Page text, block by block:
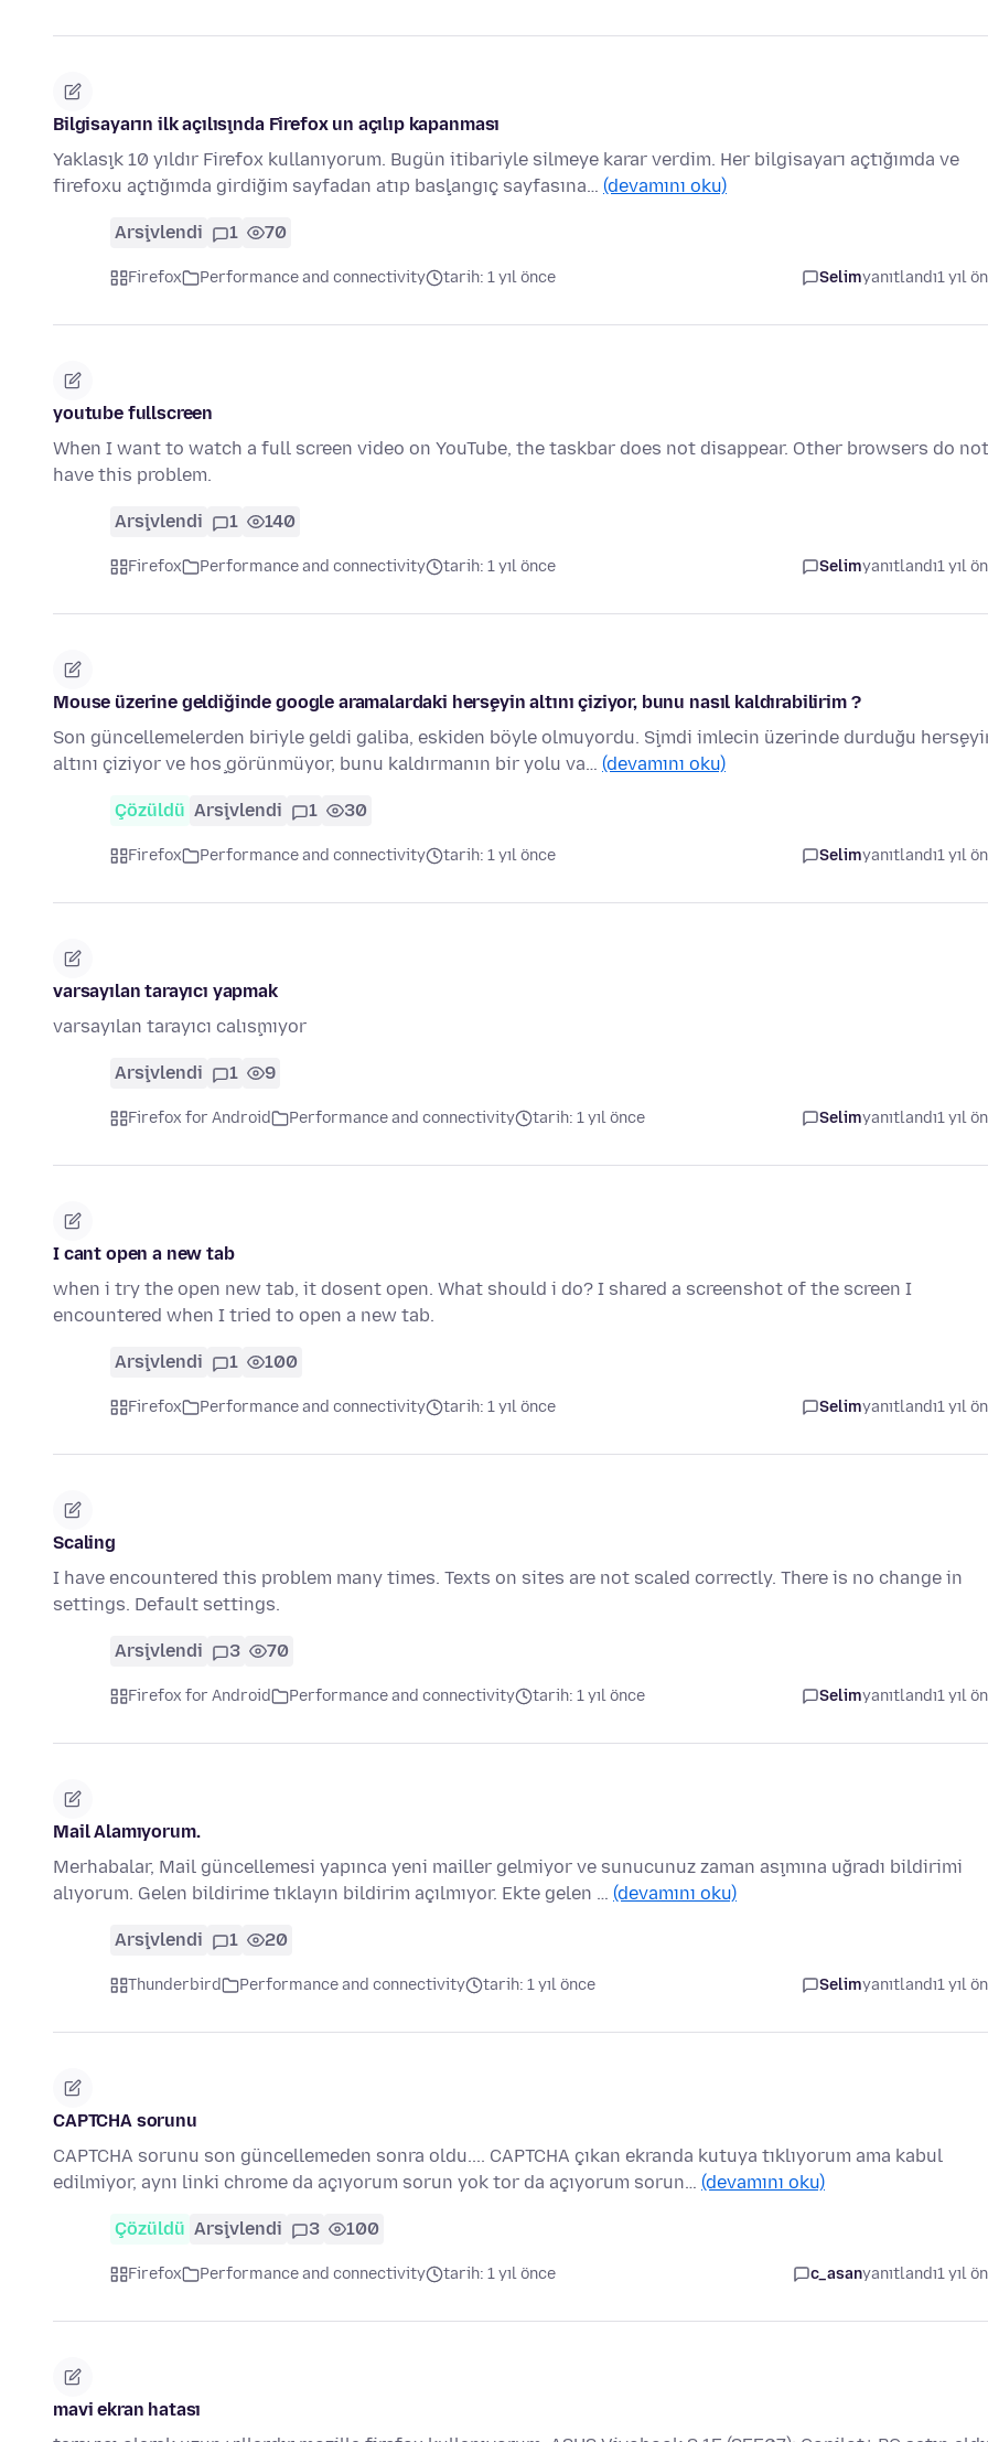
Bilgisayarın ilk açılışında Firefox un açılıp kapanması
Yaklaşık 10 yıldır Firefox kullanıyorum. Bugün itibariyle silmeye karar verdim. Her bilgisayarı açtığımda ve
firefoxu açtığımda girdiğim sayfadan atıp başlangıç sayfasına… (devamını oku)
Arşivlendi 1 70
Firefox Performance and connectivity tarih: 1 yıl önce Selimyanıtlandı1 yıl
youtube fullscreen
When I want to watch a full screen video on YouTube, the taskbar does not disappear. Other browsers do not
have this problem.
Arşivlendi 1 140
Firefox Performance and connectivity tarih: 1 yıl önce Selimyanıtlandı1 yıl
Mouse üzerine geldiğinde google aramalardaki herşeyin altını çiziyor, bunu nasıl kaldırabilirim ?
Son güncellemelerden biriyle geldi galiba, eskiden böyle olmuyordu. Şimdi imlecin üzerinde durduğu
altını çiziyor ve hoş görünmüyor, bunu kaldırmanın bir yolu va… (devamını oku)
Çözüldü Arşivlendi 1 30
Firefox Performance and connectivity tarih: 1 yıl önce Selimyanıtlandı1 yıl
varsayılan tarayıcı yapmak
varsayılan tarayıcı calışmıyor
Arşivlendi 1 9
Firefox for Android Performance and connectivity tarih: 1 yıl önce Selimyanıtlandı1 yıl
I cant open a new tab
when i try the open new tab, it dosent open. What should i do? I shared a screenshot of the screen I
encountered when I tried to open a new tab.
Arşivlendi 1 100
Firefox Performance and connectivity tarih: 1 yıl önce Selimyanıtlandı1 yıl
Scaling
I have encountered this problem many times. Texts on sites are not scaled correctly. There is no change in
settings. Default settings.
Arşivlendi 3 70
Firefox for Android Performance and connectivity tarih: 1 yıl önce Selimyanıtlandı1 yıl
Mail Alamıyorum.
Merhabalar, Mail güncellemesi yapınca yeni mailler gelmiyor ve sunucunuz zaman aşımına uğradı bildirimi
alıyorum. Gelen bildirime tıklayın bildirim açılmıyor. Ekte gelen … (devamını oku)
Arşivlendi 1 20
Thunderbird Performance and connectivity tarih: 1 yıl önce Selimyanıtlandı1 yıl
CAPTCHA sorunu
CAPTCHA sorunu son güncellemeden sonra oldu.... CAPTCHA çıkan ekranda kutuya tıklıyorum ama kabul
edilmiyor, aynı linki chrome da açıyorum sorun yok tor da açıyorum sorun… (devamını oku)
Çözüldü Arşivlendi 3 100
Firefox Performance and connectivity tarih: 1 yıl önce c_asanyanıtlandı1 yıl
mavi ekran hatası